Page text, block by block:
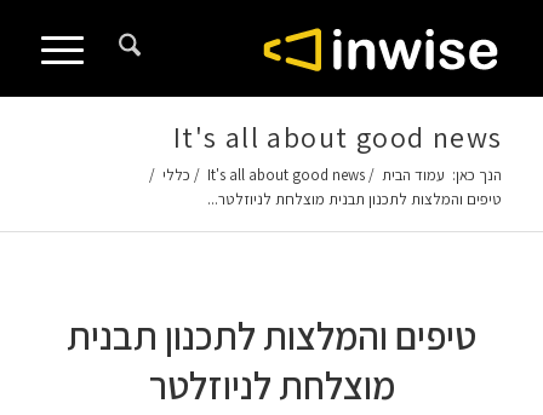
It's all about good news
הנך כאן: עמוד הבית /
It's all about good news
/ כללי /
טיפים והמלצות לתכנון תבנית מוצלחת לניוזלטר...
טיפים והמלצות לתכנון תבנית
מוצלחת לניוזלטר